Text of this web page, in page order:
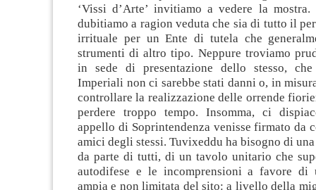
‘Vissi d’Arte’ invitiamo a vedere la
dubitiamo a ragion veduta che sia di tutto il
irrituale per un Ente di tutela che
strumenti di altro tipo. Neppure troviamo
in sede di presentazione dello stesso,
Imperiali non ci sarebbe stati danni o, in
controllare la realizzazione delle orrende
perdere troppo tempo. Insomma, ci
appello di Soprintendenza venisse firmato da
amici degli stessi. Tuvixeddu ha bisogno di
da parte di tutti, di un tavolo unitario che
autodifese e le incomprensioni a favore di
ampia e non limitata del sito: a livello della